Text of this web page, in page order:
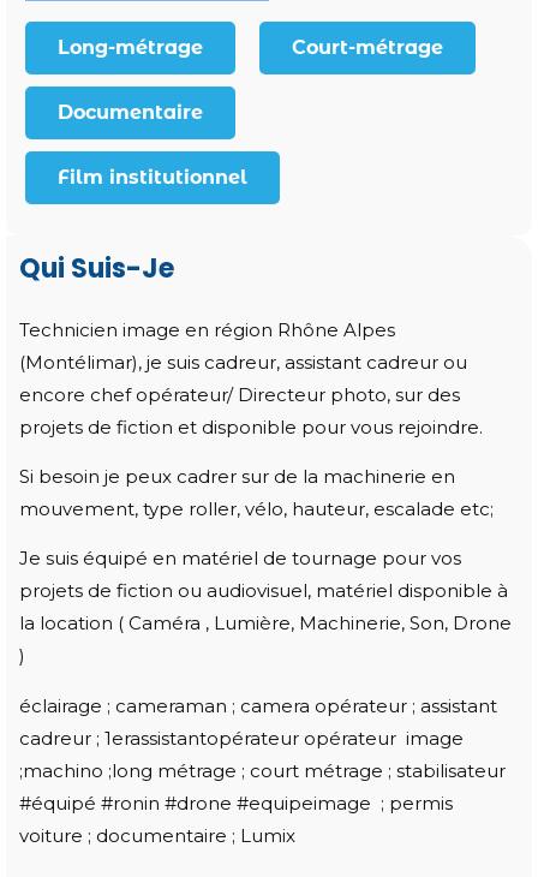
Qui Suis-Je
Technicien image en région Rhône Alpes
(Montélimar), je suis cadreur, assistant cadreur ou
encore chef opérateur/ Directeur photo, sur des
projets de fiction et disponible pour vous rejoindre.
Si besoin je peux cadrer sur de la machinerie en
mouvement, type roller, vélo, hauteur, escalade etc;
Je suis équipé en matériel de tournage pour vos
projets de fiction ou audiovisuel, matériel disponible à
la location ( Caméra , Lumière, Machinerie, Son, Drone
)
éclairage ; cameraman ; camera opérateur ; assistant
cadreur ; 1erassistantopérateur opérateur image
;machino ;long métrage ; court métrage ; stabilisateur
#équipé #ronin #drone #equipeimage ; permis
voiture ; documentaire ; Lumix
Long-métrage Court-métrage
Documentaire
Film institutionnel